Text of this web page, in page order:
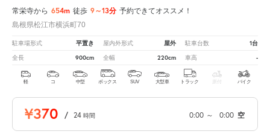
常栄寺から 654m 徒歩 9～13分 予約できてオススメ！
島根県松江市横浜町70
駐車場形式 平置き 屋内外形式 屋外 駐車台数 1台
全長 900cm 全幅 220cm 車高 -
軽 コ 中型 ボックス SUV 大型車 トラック 原付 バイク
¥370 / 24 時間 0:00 ～ 0:00 空